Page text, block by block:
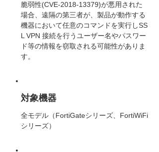
脆弱性(CVE-2018-13379)が悪用された
場合、遠隔の第三者が、製品が動作する
機器において任意のコマンドを実行しSS
L VPN 接続を行うユーザー名やパスワー
ド等の情報を窃取される可能性がありま
す。
対象機器
全モデル（FortiGateシリーズ、FortiWiFi
シリーズ）